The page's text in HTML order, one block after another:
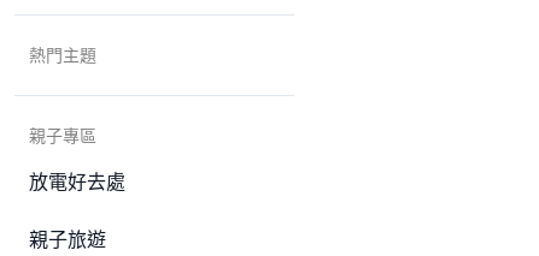
熱門主題
親子專區
放電好去處
親子旅遊